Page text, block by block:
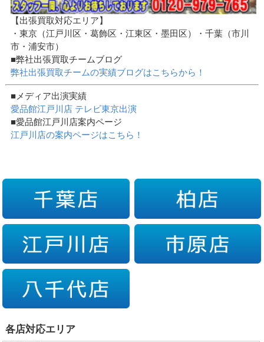
【出張買取対応エリア】
・東京（江戸川区・葛飾区・江東区・墨田区）・千葉（市川
市・浦安市）
■弊社出張買取チームブログ
弊社出張買取チームの実績ブログはこちらから！
■メディア出演実績
愛品館江戸川店 テレビ東京出演
■愛品館江戸川店案内ページ
江戸川店の案内ページはこちら！
各店対応エリア